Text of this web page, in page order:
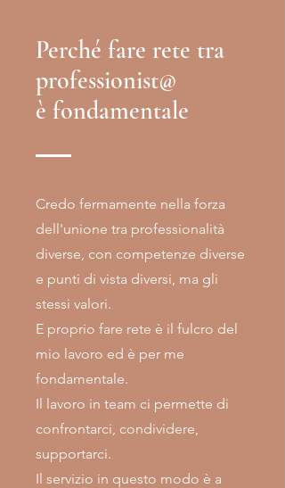
Perché fare rete tra
professionist@
è fondamentale
Credo fermamente nella forza
dell'unione tra professionalità
diverse, con competenze diverse
e punti di vista diversi, ma gli
stessi valori.
E proprio fare rete è il fulcro del
mio lavoro ed è per me
fondamentale.
Il lavoro in team ci permette di
confrontarci, condividere,
supportarci.
Il servizio in questo modo è a